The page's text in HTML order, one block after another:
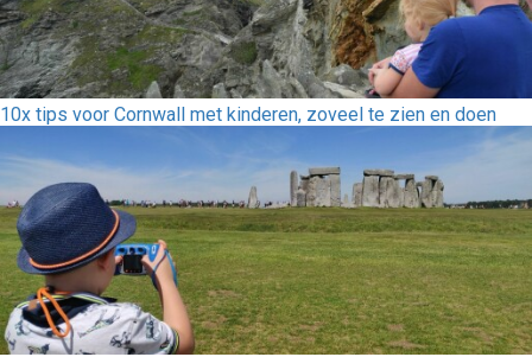
10x tips voor Cornwall met kinderen, zoveel te zien en doen